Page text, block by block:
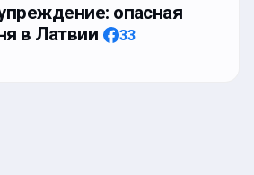
опасная
в Латвии
33